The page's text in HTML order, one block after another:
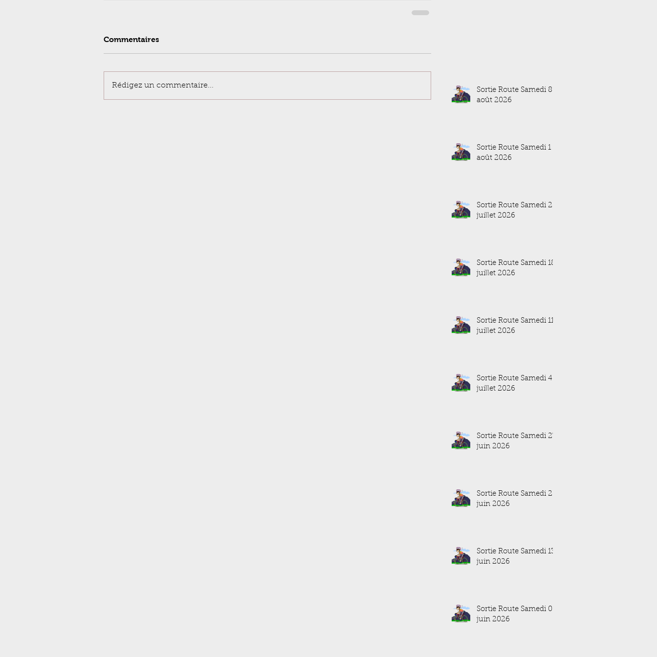
Commentaires
Rédigez un commentaire...
Sortie Route Samedi 8
août 2026
Sortie Route Samedi 1
août 2026
Sortie Route Samedi 25
juillet 2026
Sortie Route Samedi 18
juillet 2026
Sortie Route Samedi 11
juillet 2026
Sortie Route Samedi 4
juillet 2026
Sortie Route Samedi 27
juin 2026
Sortie Route Samedi 20
juin 2026
Sortie Route Samedi 13
juin 2026
Sortie Route Samedi 06
juin 2026